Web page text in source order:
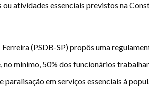
atividades essenciais previstos na
(PSDB-SP) propôs uma
no mínimo, 50% dos funcionários
paralisação em serviços essenciais à